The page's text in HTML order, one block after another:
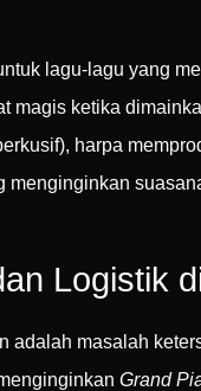
lagu-lagu yang
magis ketika
harpa
Logistik
adalah masalah
Grand